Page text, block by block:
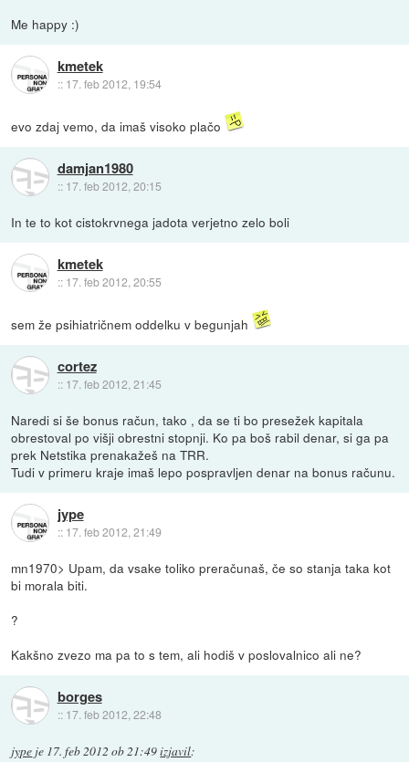
Me happy :)
kmetek
:: 17. feb 2012, 19:54
evo zdaj vemo, da imaš visoko plačo
damjan1980
:: 17. feb 2012, 20:15
In te to kot cistokrvnega jadota verjetno zelo boli
kmetek
:: 17. feb 2012, 20:55
sem že psihiatričnem oddelku v begunjah
cortez
:: 17. feb 2012, 21:45
Naredi si še bonus račun, tako , da se ti bo presežek kapitala
obrestoval po višji obrestni stopnji. Ko pa boš rabil denar, si ga pa
prek Netstika prenakažeš na TRR.
Tudi v primeru kraje imaš lepo pospravljen denar na bonus računu.
jype
:: 17. feb 2012, 21:49
mn1970> Upam, da vsake toliko preračunaš, če so stanja taka kot
bi morala biti.
?
Kakšno zvezo ma pa to s tem, ali hodiš v poslovalnico ali ne?
borges
:: 17. feb 2012, 22:48
jype je 17. feb 2012 ob 21:49izjavil: